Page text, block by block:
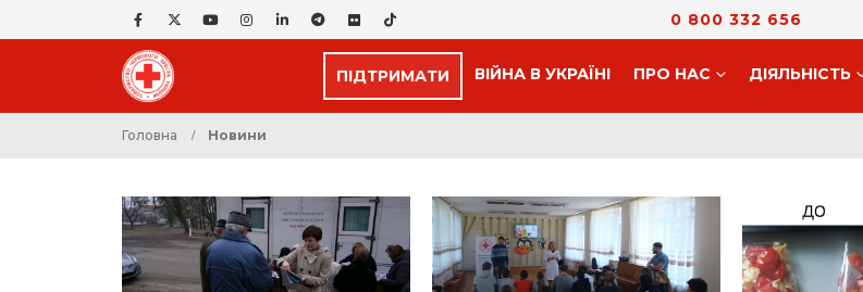
0 800 332 656
ПІДТРИМАТИ ВІЙНА В УКРАЇНІ ПРО НАС ДIЯЛЬНIСТЬ
Головна Новини